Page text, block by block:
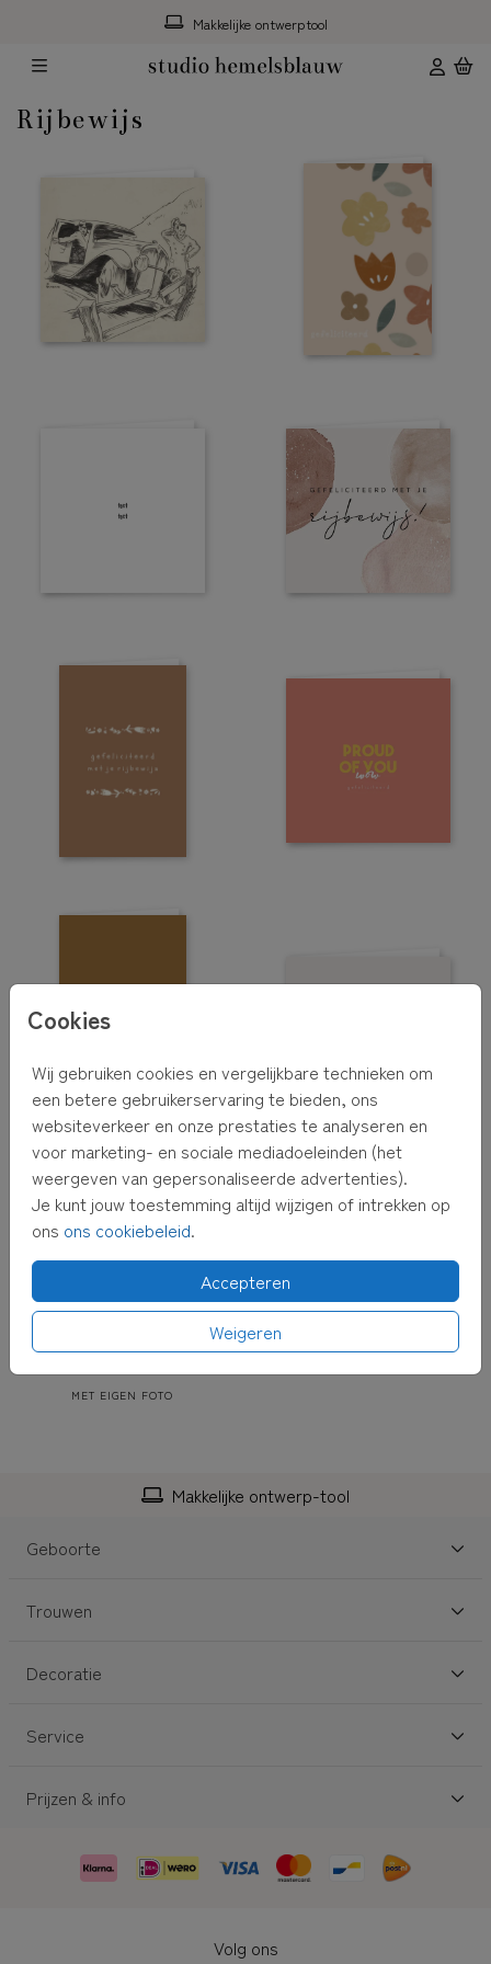
Makkelijke ontwerptool
Cookies
Wij gebruiken cookies en vergelijkbare technieken om
een betere gebruikerservaring te bieden, ons
websiteverkeer en onze prestaties te analyseren en
voor marketing- en sociale mediadoeleinden (het
weergeven van gepersonaliseerde advertenties).
Je kunt jouw toestemming altijd wijzigen of intrekken op
ons ons cookiebeleid.
Accepteren
Weigeren
Rijbewijs
MET EIGEN FOTO
Makkelijke ontwerp-tool
Geboorte
Trouwen
Decoratie
Service
Prijzen & info
Volg ons